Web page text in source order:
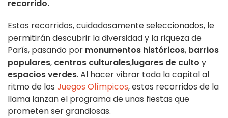
recorrido.
Estos recorridos, cuidadosamente seleccionados, le
permitirán descubrir la diversidad y la riqueza de
París, pasando por monumentos históricos, barrios
populares, centros culturales,lugares de culto y
espacios verdes. Al hacer vibrar toda la capital al
ritmo de los Juegos Olímpicos, estos recorridos de la
llama lanzan el programa de unas fiestas que
prometen ser grandiosas.